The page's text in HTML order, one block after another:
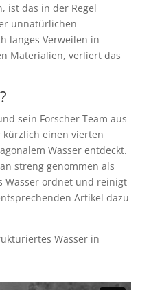
ist das in der Regel
unnatürlichen
langes Verweilen in
Materialien, verliert das
sein Forscher Team aus
kürzlich einen vierten
Wasser entdeckt.
streng genommen als
Wasser ordnet und reinigt
Artikel dazu
Wasser in